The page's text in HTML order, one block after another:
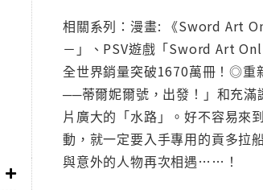
相關系列：漫畫: 《Sword Art
－」、PSV遊戲「Sword Art
全世界銷量突破1670萬冊！◎重
──蒂爾妮爾號，出發！」和充滿
片廣大的「水路」。好不容易來
動，就一定要入手專用的貢多拉
與意外的人物再次相遇……！